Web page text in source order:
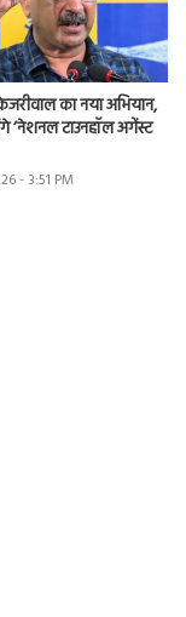
का नया अभियान,
‘नेशनल टाउनहॉल अगेंस्ट
- 3:51 PM